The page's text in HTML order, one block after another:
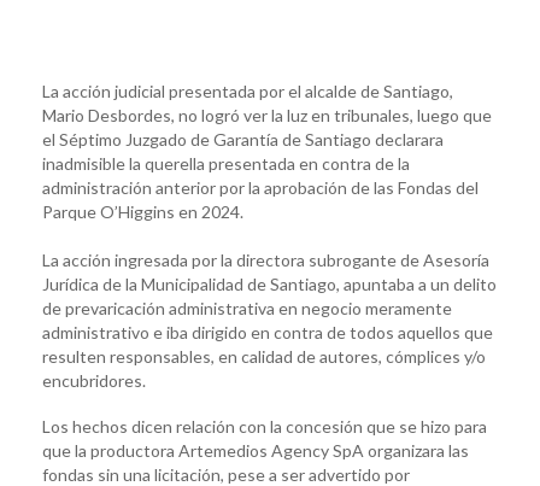
La acción judicial presentada por el alcalde de Santiago,
Mario Desbordes, no logró ver la luz en tribunales, luego que
el Séptimo Juzgado de Garantía de Santiago declarara
inadmisible la querella presentada en contra de la
administración anterior por la aprobación de las Fondas del
Parque O’Higgins en 2024.
La acción ingresada por la directora subrogante de Asesoría
Jurídica de la Municipalidad de Santiago, apuntaba a un delito
de prevaricación administrativa en negocio meramente
administrativo e iba dirigido en contra de todos aquellos que
resulten responsables, en calidad de autores, cómplices y/o
encubridores.
Los hechos dicen relación con la concesión que se hizo para
que la productora Artemedios Agency SpA organizara las
fondas sin una licitación, pese a ser advertido por